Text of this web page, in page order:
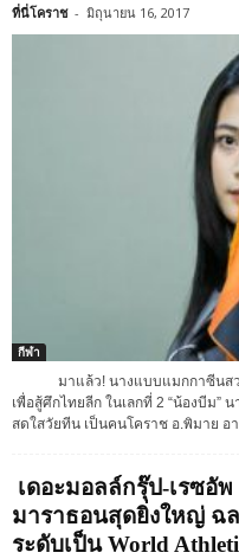
ที่นี่โคราช - มิถุนายน 16, 2017
กีฬา
มาแล้ว! นางแบบแมกกาซีนสวา
เพื่อสู้ศึกไทยลีก ในเลกที่ 2 “น้องบีม
สดใสวัยทีน เป็นคนโคราช อ.พิมาย
เดอะมอลล์กรุ๊ป-เรซอั
มาราธอนสุดยิ่งใหญ่ ฉ
ระดับเป็น World